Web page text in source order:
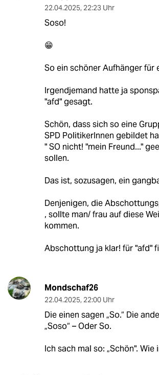
22.04.2025, 22:23 Uhr
Soso!
😁
So ein schöner Aufhänger für
Irgendjemand hatte ja
"afd" gesagt.
Schön, dass sich so eine
SPD PolitikerInnen gebildet
" SO nicht! "mein Freund..."
sollen.
Das ist, sozusagen, ein
Denjenigen, die
, sollte man/ frau auf diese
kommen.
Abschottung ja klar! für "afd"
Mondschaf26
22.04.2025, 22:00 Uhr
Die einen sagen „So.“ Die
„Soso“ – Oder So.
Ich sach mal so: „Schön". Wie